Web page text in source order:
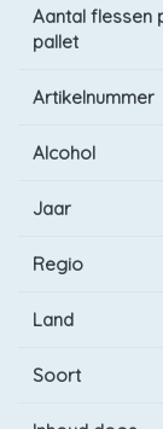
Aantal flessen
pallet
Artikelnummer
Alcohol
Jaar
Regio
Land
Soort